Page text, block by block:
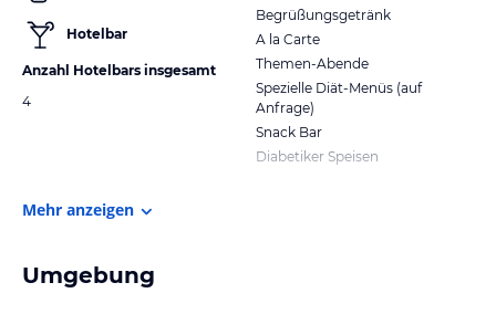
Hotelbar
Anzahl Hotelbars insgesamt
4
Begrüßungsgetränk
A la Carte
Themen-Abende
Spezielle Diät-Menüs (auf
Anfrage)
Snack Bar
Diabetiker Speisen
Mehr anzeigen
Umgebung